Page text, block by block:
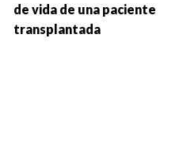
de vida de una paciente
transplantada